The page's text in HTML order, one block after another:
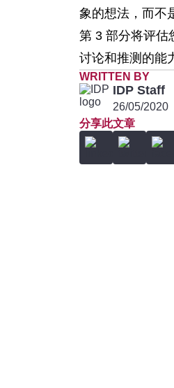
象的想法，而不
第 3 部分将评估
讨论和推测的能
WRITTEN BY
IDP Staff
26/05/2020
分享此文章